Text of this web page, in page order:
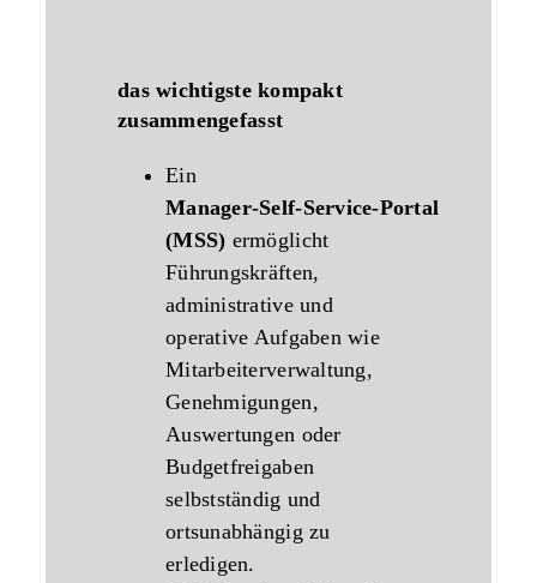
das wichtigste kompakt
zusammengefasst
Ein
Manager‑Self‑Service‑Portal
(MSS) ermöglicht
Führungskräften,
administrative und
operative Aufgaben wie
Mitarbeiterverwaltung,
Genehmigungen,
Auswertungen oder
Budgetfreigaben
selbstständig und
ortsunabhängig zu
erledigen.